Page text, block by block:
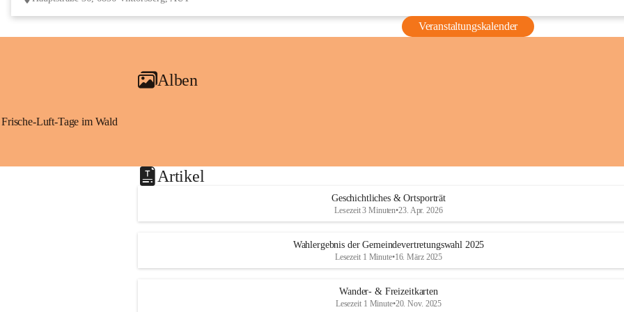
Veranstaltungskalender
Alben
Frische-Luft-Tage im Wald
Artikel
Geschichtliches & Ortsporträt
Lesezeit 3 Minuten•23. Apr. 2026
Wahlergebnis der Gemeindevertretungswahl 2025
Lesezeit 1 Minute•16. März 2025
Wander- & Freizeitkarten
Lesezeit 1 Minute•20. Nov. 2025